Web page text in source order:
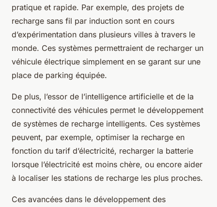
pratique et rapide. Par exemple, des projets de
recharge sans fil par induction sont en cours
d’expérimentation dans plusieurs villes à travers le
monde. Ces systèmes permettraient de recharger un
véhicule électrique simplement en se garant sur une
place de parking équipée.
De plus, l’essor de l’intelligence artificielle et de la
connectivité des véhicules permet le développement
de systèmes de recharge intelligents. Ces systèmes
peuvent, par exemple, optimiser la recharge en
fonction du tarif d’électricité, recharger la batterie
lorsque l’électricité est moins chère, ou encore aider
à localiser les stations de recharge les plus proches.
Ces avancées dans le développement des